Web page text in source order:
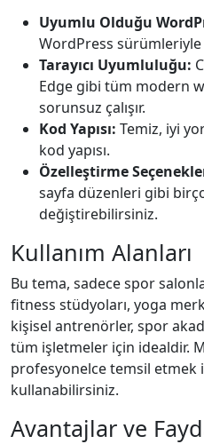
Uyumlu Olduğu
WordPress
Tarayıcı Uyumluluğu:
Edge gibi tüm modern
sorunsuz çalışır.
Kod Yapısı: Temiz, iyi
kod yapısı.
Özelleştirme
sayfa düzenleri gibi
değiştirebilirsiniz.
Kullanım Alanları
Bu tema, sadece spor
fitness stüdyoları, yoga
kişisel antrenörler, spor
tüm işletmeler için idealdir.
profesyonelce temsil etmek
kullanabilirsiniz.
Avantajlar ve